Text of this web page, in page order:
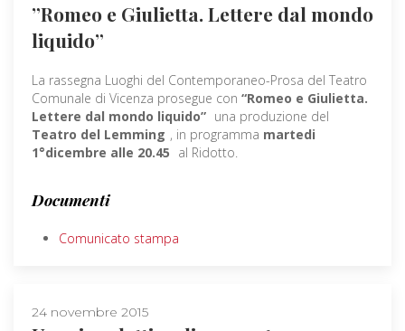
”Romeo e Giulietta. Lettere dal mondo
liquido”
La rassegna Luoghi del Contemporaneo-Prosa del Teatro
Comunale di Vicenza prosegue con “Romeo e Giulietta.
Lettere dal mondo liquido” una produzione del
Teatro del Lemming , in programma martedi
1°dicembre alle 20.45 al Ridotto.
Documenti
Comunicato stampa
24 novembre 2015